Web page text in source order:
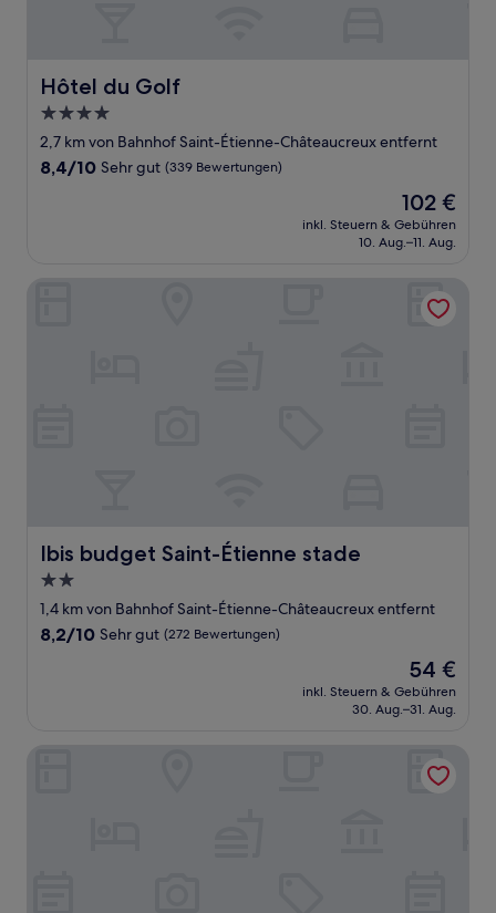
Hôtel du Golf
Hôtel du Golf
4.0-
Sterne-
Unterkunft
2,7 km von Bahnhof Saint-Étienne-Châteaucreux entfernt
8.4
Bewertungen)
8,4/10 Sehr gut (339 Bewertungen)
Der
Preis
beträgt
102 €
inkl. Steuern & Gebühren
10. Aug.–11. Aug.
Ibis budget Saint-Étienne stade
Ibis budget Saint-Étienne stade
2.0-
Sterne-
Unterkunft
1,4 km von Bahnhof Saint-Étienne-Châteaucreux entfernt
8.2
Bewertungen)
8,2/10 Sehr gut (272 Bewertungen)
Der
Preis
beträgt
54 €
inkl. Steuern & Gebühren
30. Aug.–31. Aug.